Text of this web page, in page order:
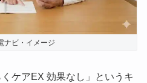
ナビ・イメージ
ケアEX 効果なし」というキ